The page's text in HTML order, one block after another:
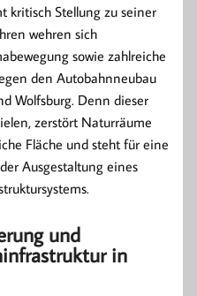
kritisch Stellung zu seiner
wehren sich
sowie zahlreiche
den Autobahnneubau
Wolfsburg. Denn dieser
zerstört Naturräume
Fläche und steht für eine
Ausgestaltung eines
und
in